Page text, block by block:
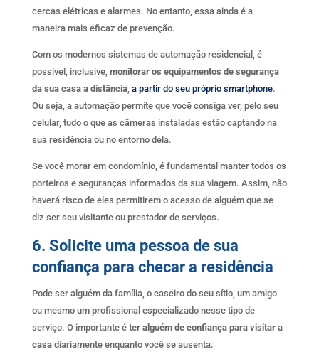
cercas elétricas e alarmes. No entanto, essa ainda é a
maneira mais eficaz de prevenção.
Com os modernos sistemas de automação residencial, é
possível, inclusive, monitorar os equipamentos de segurança
da sua casa a distância, a partir do seu próprio smartphone.
Ou seja, a automação permite que você consiga ver, pelo seu
celular, tudo o que as câmeras instaladas estão captando na
sua residência ou no entorno dela.
Se você morar em condomínio, é fundamental manter todos os
porteiros e seguranças informados da sua viagem. Assim, não
haverá risco de eles permitirem o acesso de alguém que se
diz ser seu visitante ou prestador de serviços.
6. Solicite uma pessoa de sua
confiança para checar a residência
Pode ser alguém da família, o caseiro do seu sítio, um amigo
ou mesmo um profissional especializado nesse tipo de
serviço. O importante éter alguém de confiança para visitar a
casadiariamente enquanto você se ausenta.